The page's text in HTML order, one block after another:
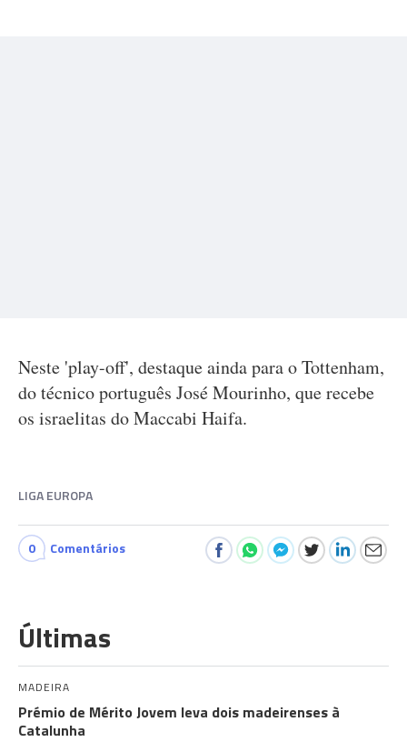
Neste 'play-off', destaque ainda para o Tottenham,
do técnico português José Mourinho, que recebe
os israelitas do Maccabi Haifa.
LIGA EUROPA
0 Comentários
Últimas
MADEIRA
Prémio de Mérito Jovem leva dois madeirenses à
Catalunha